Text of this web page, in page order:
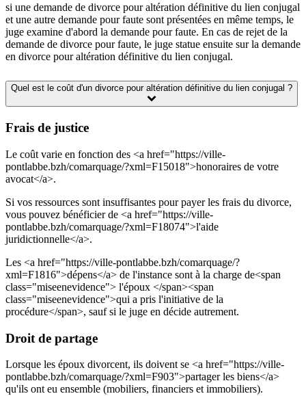
si une demande de divorce pour altération définitive du lien conjugal
et une autre demande pour faute sont présentées en même temps, le
juge examine d'abord la demande pour faute. En cas de rejet de la
demande de divorce pour faute, le juge statue ensuite sur la demande
en divorce pour altération définitive du lien conjugal.
Quel est le coût d'un divorce pour altération définitive du lien conjugal ?
Frais de justice
Le coût varie en fonction des <a href="https://ville-
pontlabbe.bzh/comarquage/?xml=F15018">honoraires de votre
avocat</a>.
Si vos ressources sont insuffisantes pour payer les frais du divorce,
vous pouvez bénéficier de <a href="https://ville-
pontlabbe.bzh/comarquage/?xml=F18074">l'aide
juridictionnelle</a>.
Les <a href="https://ville-pontlabbe.bzh/comarquage/?
xml=F1816">dépens</a> de l'instance sont à la charge de<span
class="miseenevidence"> l'époux </span><span
class="miseenevidence">qui a pris l'initiative de la
procédure</span>, sauf si le juge en décide autrement.
Droit de partage
Lorsque les époux divorcent, ils doivent se <a href="https://ville-
pontlabbe.bzh/comarquage/?xml=F903">partager les biens</a>
qu'ils ont eu ensemble (mobiliers, financiers et immobiliers).